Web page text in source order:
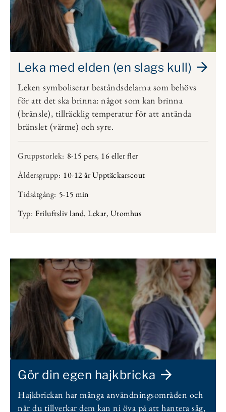
Leka med elden (en slags kull)
Leken symboliserar beståndsdelarna som behövs
för att det ska brinna: något som kan brinna
(bränsle), tillräcklig temperatur för att antända
bränslet (värme) och syre.
Gruppstorlek: 8-15 pers, 16 eller fler
Åldersgrupp: 10-12 år Upptäckarscout
Tidsåtgång: 5-15 min
Typ: Friluftsliv land, Lekar, Utomhus
Gör din egen hajkbricka
Hajkbrickan har många användningsområden och
när du tillverkar dem kan ni öva på att hantera såg,